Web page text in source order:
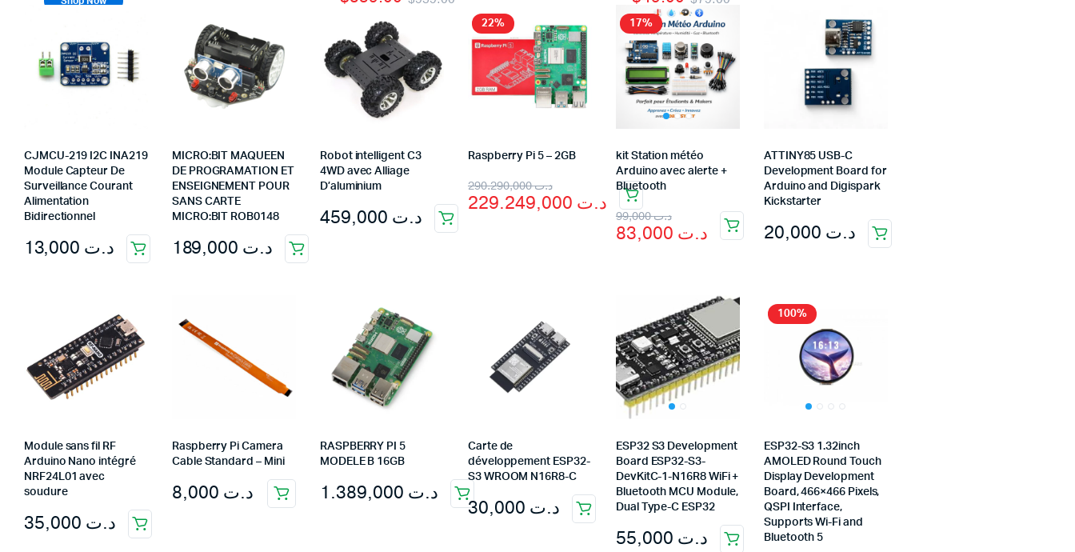
Filaments et résine pour 3D
CNC & Laser
Driver Moteur
Moteur DC
Moteurs pas à pas
Servomoteur
Kit Robot
Lego Education
Pack Arduino – raspberry pi
Afficheurs
Connectivité, communications & IOT
Appareils de mesures
Soudure et Bricollage
CJMCU-219 I2C INA219
Module Capteur De
Surveillance Courant
Alimentation
Bidirectionnel
د.ت
MICRO:BIT MAQUEEN
DE PROGRAMATION ET
ENSEIGNEMENT POUR
SANS CARTE
MICRO:BIT ROB0148
د.ت
Robot intelligent C3
4WD avec Alliage
D’aluminium
د.ت
22%
Raspberry Pi 5 – 2GB
د.ت290.290,000
د.ت
17%
kit Station météo
Arduino avec alerte +
Bluetooth
د.ت99,000
د.ت
ATTINY85 USB-C
Development Board for
Arduino and Digispark
Kickstarter
د.ت
Module sans fil RF
Arduino Nano intégré
NRF24L01 avec
soudure
د.ت
Raspberry Pi Camera
Cable Standard – Mini
د.ت
RASPBERRY PI 5
MODELE B 16GB
د.ت
Carte de
développement ESP32-
S3 WROOM N16R8-C
د.ت
ESP32 S3 Development
Board ESP32-S3-
DevKitC-1-N16R8 WiFi +
Bluetooth MCU Module,
Dual Type-C ESP32
د.ت
100%
ESP32-S3 1.32inch
AMOLED Round Touch
Display Development
Board, 466×466 Pixels,
QSPI Interface,
Supports Wi-Fi and
Bluetooth 5